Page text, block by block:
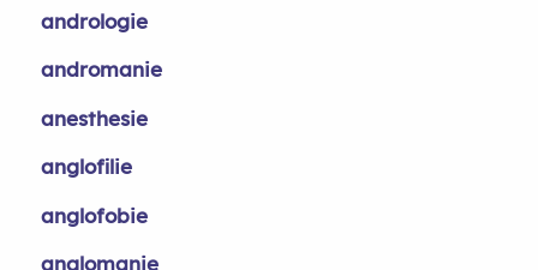
andrologie
andromanie
anesthesie
anglofilie
anglofobie
anglomanie